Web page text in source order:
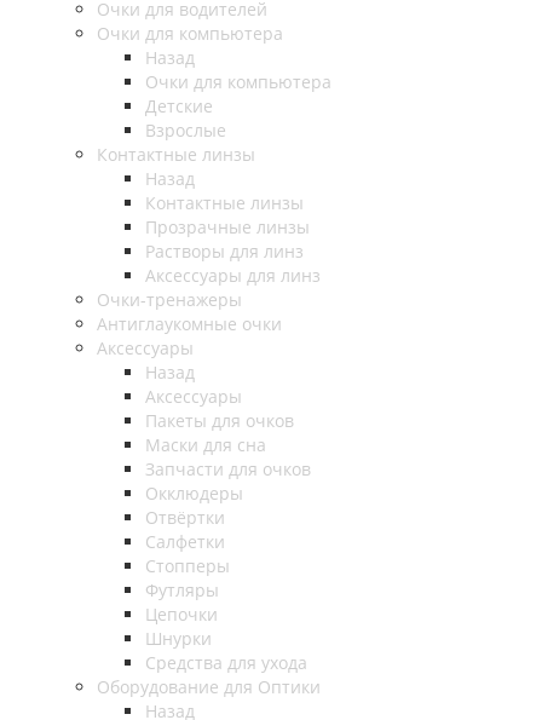
Очки для водителей
Очки для компьютера
Назад
Очки для компьютера
Детские
Взрослые
Контактные линзы
Назад
Контактные линзы
Прозрачные линзы
Растворы для линз
Аксессуары для линз
Очки-тренажеры
Антиглаукомные очки
Аксессуары
Назад
Аксессуары
Пакеты для очков
Маски для сна
Запчасти для очков
Окклюдеры
Отвёртки
Салфетки
Стопперы
Футляры
Цепочки
Шнурки
Средства для ухода
Оборудование для Оптики
Назад